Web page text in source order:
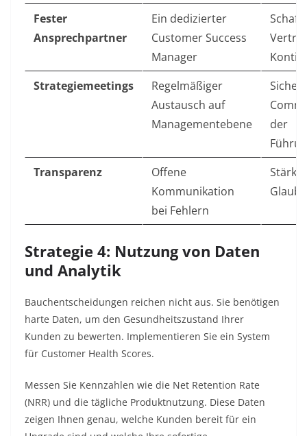
Fester
Ansprechpartner
Ein dedizierter
Customer Success
Manager
Schafft
Strategiemeetings
Regelmäßiger
Austausch auf
Managementebene
der
Transparenz
Offene
Kommunikation
bei Fehlern
Stärkt
Strategie 4: Nutzung von Daten
und Analytik
Bauchentscheidungen reichen nicht aus. Sie benötigen
harte Daten, um den Gesundheitszustand Ihrer
Kunden zu bewerten. Implementieren Sie ein System
für Customer Health Scores.
Messen Sie Kennzahlen wie die Net Retention Rate
(NRR) und die tägliche Produktnutzung. Diese Daten
zeigen Ihnen genau, welche Kunden bereit für ein